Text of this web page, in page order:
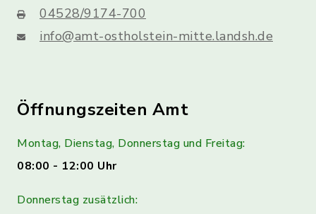
04528/9174-700
info@amt-ostholstein-mitte.landsh.de
Öffnungszeiten Amt
Montag, Dienstag, Donnerstag und Freitag:
08:00 - 12:00 Uhr
Donnerstag zusätzlich: